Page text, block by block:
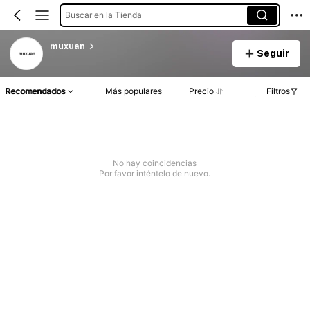
Buscar en la Tienda
muxuan
Seguir
Recomendados Más populares Precio Filtros
No hay coincidencias
Por favor inténtelo de nuevo.